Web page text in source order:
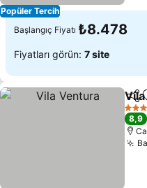
Popüler Tercih
Başlangıç Fiyatı ₺8.478
Fiyatları görün: 7 site
3
8,9